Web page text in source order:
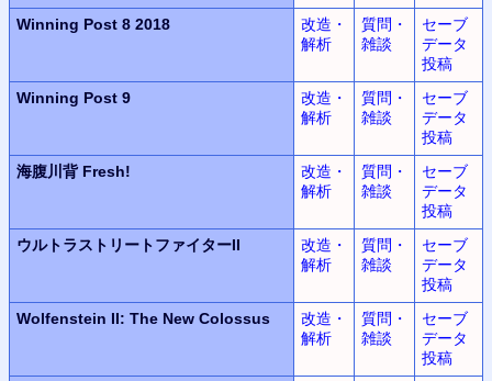
Winning Post 8 2018
改造・
解析
質問・
雑談
セーブ
データ
投稿
Winning Post 9
改造・
解析
質問・
雑談
セーブ
データ
投稿
海腹川背 Fresh!
改造・
解析
質問・
雑談
セーブ
データ
投稿
ウルトラ ストリートファイターII
改造・
解析
質問・
雑談
セーブ
データ
投稿
Wolfenstein II: The New Colossus
改造・
解析
質問・
雑談
セーブ
データ
投稿